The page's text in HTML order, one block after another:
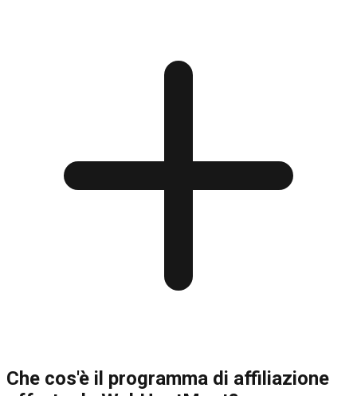
Che cos'è il programma di affiliazione